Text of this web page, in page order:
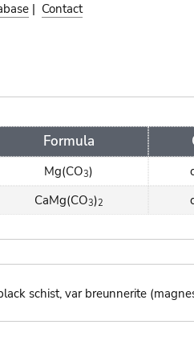
| Contact
Formula
Mg(CO3)
CaMg(CO3)2
schist, var breunnerite